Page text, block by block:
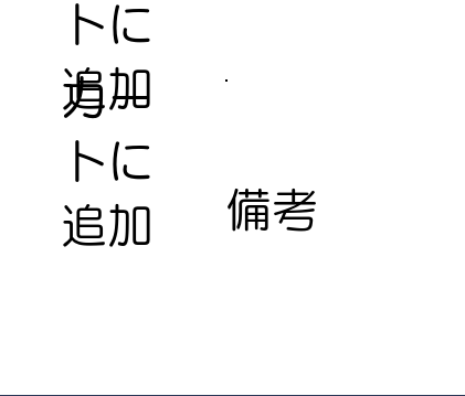
トに
追加
​カー
トに
追加
備考